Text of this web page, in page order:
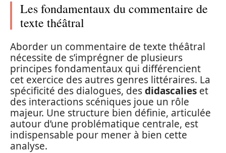
Les fondamentaux du commentaire de
texte théâtral
Aborder un commentaire de texte théâtral
nécessite de s’imprégner de plusieurs
principes fondamentaux qui différencient
cet exercice des autres genres littéraires. La
spécificité des dialogues, desdidascalies et
des interactions scéniques joue un rôle
majeur. Une structure bien définie, articulée
autour d’une problématique centrale, est
indispensable pour mener à bien cette
analyse.